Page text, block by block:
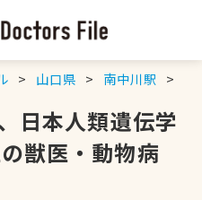
山口県 南中川駅
日本人類遺伝学
獣医・動物病